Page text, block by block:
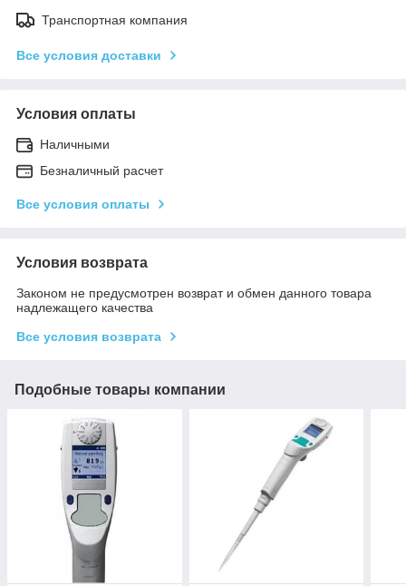
Транспортная компания
Все условия доставки
Условия оплаты
Наличными
Безналичный расчет
Все условия оплаты
Условия возврата
Законом не предусмотрен возврат и обмен данного товара
надлежащего качества
Все условия возврата
Подобные товары компании